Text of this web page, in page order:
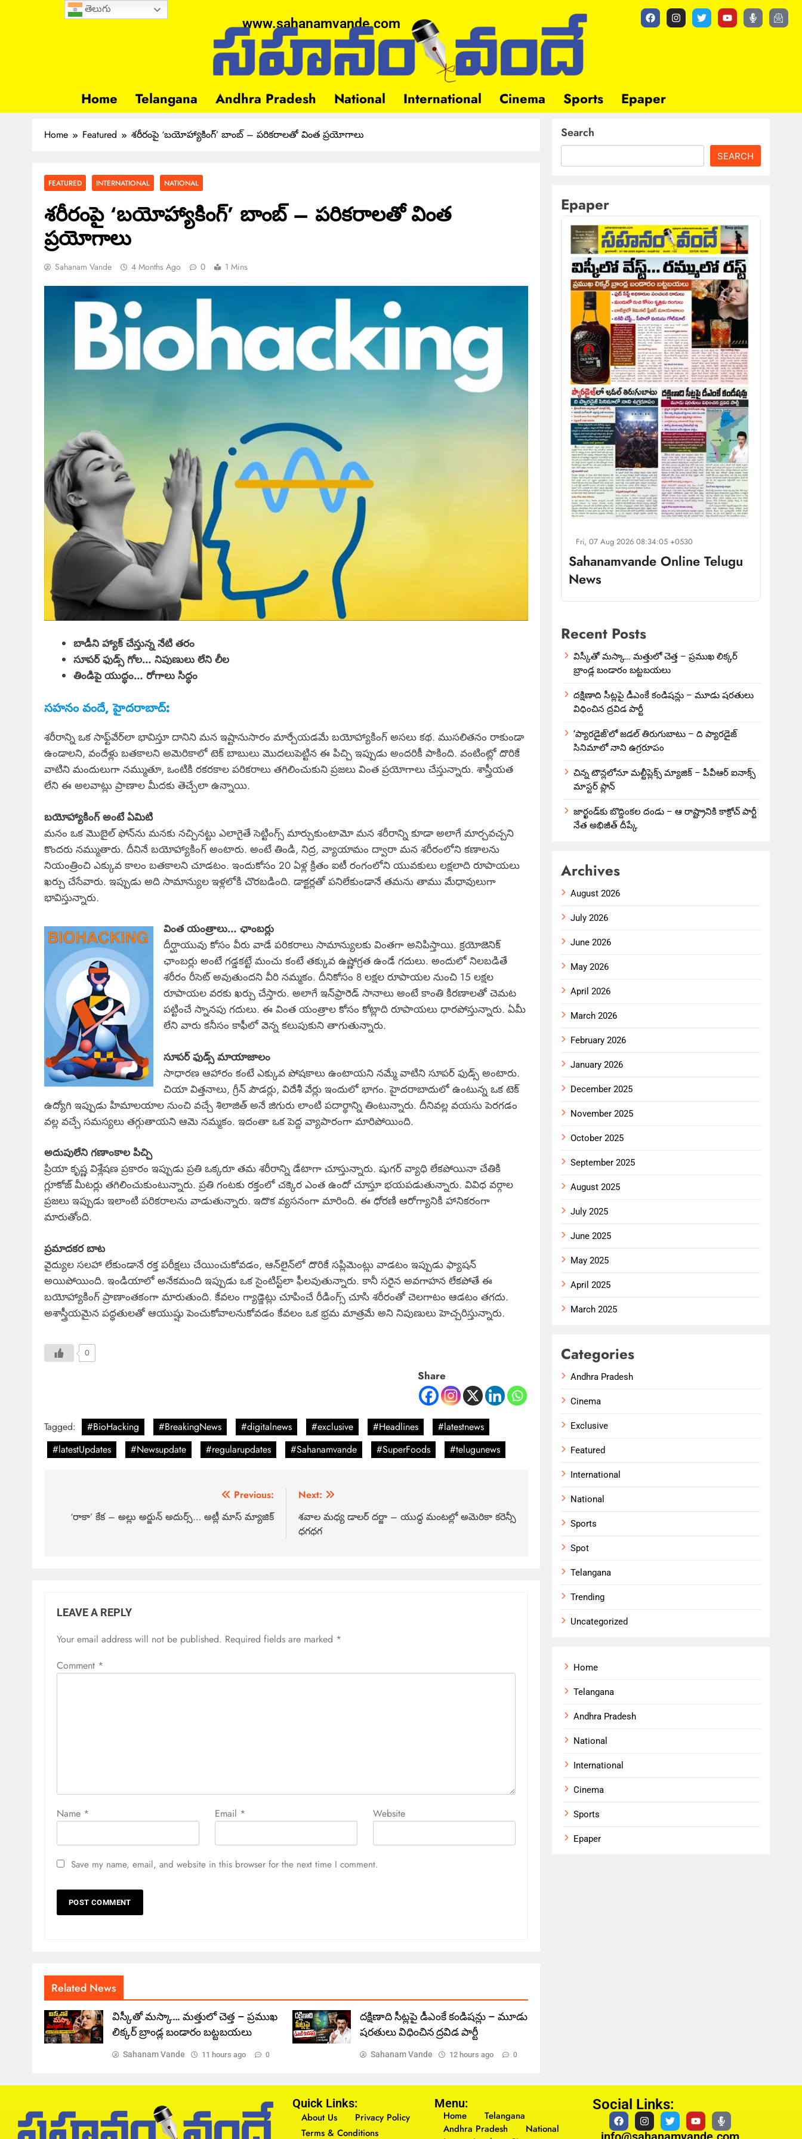
www.sahanamvande.com
Home Telangana Andhra Pradesh National International Cinema Sports Epaper
Home Featured శరీరంపై ‘బయోహ్యాకింగ్’ బాంబ్ – పరికరాలతో వింత ప్రయోగాలు
FEATURED INTERNATIONAL NATIONAL
శరీరంపై ‘బయోహ్యాకింగ్’ బాంబ్ – పరికరాలతో వింత
ప్రయోగాలు
Sahanam Vande 4 Months Ago 0 1 Mins
బాడీని హ్యాక్ చేస్తున్న నేటి తరం
సూపర్ ఫుడ్స్ గోల… నిపుణులు లేని లీల
తిండిపై యుద్ధం… రోగాలు సిద్ధం
సహనం వందే, హైదరాబాద్:
శరీరాన్ని ఒక సాఫ్ట్‌వేర్‌లా భావిస్తూ దానిని మన ఇష్టానుసారం మార్చేయడమే బయోహ్యాకింగ్ అసలు కథ. ముసలితనం రాకుండా
ఉండాలని, వందేళ్లు బతకాలని అమెరికాలో టెక్ బాబులు మొదలుపెట్టిన ఈ పిచ్చి ఇప్పుడు అందరికీ పాకింది. వంటింట్లో దొరికే
వాటిని మందులుగా నమ్ముతూ, ఒంటికి రకరకాల పరికరాలు తగిలించుకుని ప్రజలు వింత ప్రయోగాలు చేస్తున్నారు. శాస్త్రీయత
లేని ఈ అలవాట్లు ప్రాణాల మీదకు తెచ్చేలా ఉన్నాయి.
బయోహ్యాకింగ్ అంటే ఏమిటి
మనం ఒక మొబైల్ ఫోన్‌ను మనకు నచ్చినట్టు ఎలాగైతే సెట్టింగ్స్ మార్చుకుంటామో మన శరీరాన్ని కూడా అలాగే మార్చవచ్చని
కొందరు నమ్ముతారు. దీనినే బయోహ్యాకింగ్ అంటారు. అంటే తిండి, నిద్ర, వ్యాయామం ద్వారా మన శరీరంలోని కణాలను
నియంత్రించి ఎక్కువ కాలం బతకాలని చూడటం. ఇందుకోసం 20 ఏళ్ల క్రితం ఐటీ రంగంలోని యువకులు లక్షలాది రూపాయలు
ఖర్చు చేసేవారు. ఇప్పుడు అది సామాన్యుల ఇళ్లలోకి చొరబడింది. డాక్టర్లతో పనిలేకుండానే తమను తాము మేధావులుగా
భావిస్తున్నారు.
వింత యంత్రాలు… ఛాంబర్లు
దీర్ఘాయువు కోసం వీరు వాడే పరికరాలు సామాన్యులకు వింతగా అనిపిస్తాయి. క్రయోజెనిక్
ఛాంబర్లు అంటే గడ్డకట్టే మంచు కంటే తక్కువ ఉష్ణోగ్రత ఉండే గదులు. అందులో నిలబడితే
శరీరం రీసెట్ అవుతుందని వీరి నమ్మకం. దీనికోసం 8 లక్షల రూపాయల నుంచి 15 లక్షల
రూపాయల వరకు ఖర్చు చేస్తారు. అలాగే ఇన్‌ఫ్రారెడ్ సానాలు అంటే కాంతి కిరణాలతో చెమట
పట్టించే స్నానపు గదులు. ఈ వింత యంత్రాల కోసం కోట్లాది రూపాయలు ధారపోస్తున్నారు. ఏమీ
లేని వారు కనీసం కాఫీలో వెన్న కలుపుకుని తాగుతున్నారు.
సూపర్ ఫుడ్స్ మాయాజాలం
సాధారణ ఆహారం కంటే ఎక్కువ పోషకాలు ఉంటాయని నమ్మే వాటిని సూపర్ ఫుడ్స్ అంటారు.
చియా విత్తనాలు, గ్రీన్ పౌడర్లు, విదేశీ వేర్లు ఇందులో భాగం. హైదరాబాదులో ఉంటున్న ఒక టెక్
ఉద్యోగి ఇప్పుడు హిమాలయాల నుంచి వచ్చే శిలాజిత్ అనే జిగురు లాంటి పదార్థాన్ని తింటున్నారు. దీనివల్ల వయసు పెరగడం
వల్ల వచ్చే సమస్యలు తగ్గుతాయని ఆమె నమ్మకం. ఇదంతా ఒక పెద్ద వ్యాపారంగా మారిపోయింది.
అదుపులేని గణాంకాల పిచ్చి
ప్రియా కృష్ణ విశ్లేషణ ప్రకారం ఇప్పుడు ప్రతి ఒక్కరూ తమ శరీరాన్ని డేటాగా చూస్తున్నారు. షుగర్ వ్యాధి లేకపోయినా చేతికి
గ్లూకోజ్ మీటర్లు తగిలించుకుంటున్నారు. ప్రతి గంటకు రక్తంలో చక్కెర ఎంత ఉందో చూస్తూ భయపడుతున్నారు. వివిధ వర్గాల
ప్రజలు ఇప్పుడు ఇలాంటి పరికరాలను వాడుతున్నారు. ఇదొక వ్యసనంగా మారింది. ఈ ధోరణి ఆరోగ్యానికి హానికరంగా
మారుతోంది.
ప్రమాదకర బాట
వైద్యుల సలహా లేకుండానే రక్త పరీక్షలు చేయించుకోవడం, ఆన్‌లైన్‌లో దొరికే సప్లిమెంట్లు వాడటం ఇప్పుడు ఫ్యాషన్
అయిపోయింది. ఇండియాలో అనేకమంది ఇప్పుడు ఒక సైంటిస్ట్‌లా ఫీలవుతున్నారు. కానీ సరైన అవగాహన లేకపోతే ఈ
బయోహ్యాకింగ్ ప్రాణాంతకంగా మారుతుంది. కేవలం గ్యాడ్జెట్లు చూపించే రీడింగ్స్ చూసి శరీరంతో చెలగాటం ఆడటం తగదు.
అశాస్త్రీయమైన పద్ధతులతో ఆయుష్షు పెంచుకోవాలనుకోవడం కేవలం ఒక భ్రమ మాత్రమే అని నిపుణులు హెచ్చరిస్తున్నారు.
0
Share
Tagged: #BioHacking #BreakingNews #digitalnews #exclusive #Headlines
#latestnews
#latestUpdates
#Newsupdate #regularupdates #Sahanamvande #SuperFoods #telugunews
Previous:
‘రాకా’ కేక – అల్లు అర్జున్ అదుర్స్… అట్లీ మాస్ మ్యాజిక్
Next:
శవాల మధ్య డాలర్ దర్జా – యుద్ధ మంటల్లో అమెరికా కరెన్సీ
ధగధగ
LEAVE A REPLY
Your email address will not be published. Required fields are marked *
Comment *
Name * Email * Website
Save my name, email, and website in this browser for the next time I comment.
Related News
విస్కీతో మస్కా… మత్తులో చెత్త – ప్రముఖ
లిక్కర్ బ్రాండ్ల బండారం బట్టబయలు
Sahanam Vande 11 hours ago 0
దక్షిణాది సీట్లపై డీఎంకే కండిషన్లు – మూడు
షరతులు విధించిన ద్రవిడ పార్టీ
Sahanam Vande 12 hours ago 0
Search
SEARCH
Epaper
Fri, 07 Aug 2026 08:34:05 +0530
Sahanamvande Online Telugu
News
Recent Posts
విస్కీతో మస్కా… మత్తులో చెత్త – ప్రముఖ లిక్కర్
బ్రాండ్ల బండారం బట్టబయలు
దక్షిణాది సీట్లపై డీఎంకే కండిషన్లు – మూడు షరతులు
విధించిన ద్రవిడ పార్టీ
‘ప్యారడైజ్’లో జడల్ తిరుగుబాటు – ది ప్యారడైజ్
సినిమాలో నాని ఉగ్రరూపం
చిన్న టౌన్లలోనూ మల్టీప్లెక్స్‌ మ్యాజిక్ – పీవీఆర్ ఐనాక్స్
మాస్టర్ ప్లాన్
జార్ఖండ్‌కు బొద్దింకల దండు – ఆ రాష్ట్రానికి కాక్రోచ్ పార్టీ
నేత అభిజీత్ దీప్కే
Archives
August 2026
July 2026
June 2026
May 2026
April 2026
March 2026
February 2026
January 2026
December 2025
November 2025
October 2025
September 2025
August 2025
July 2025
June 2025
May 2025
April 2025
March 2025
Categories
Andhra Pradesh
Cinema
Exclusive
Featured
International
National
Sports
Spot
Telangana
Trending
Uncategorized
Home
Telangana
Andhra Pradesh
National
International
Cinema
Sports
Epaper
Quick Links:
About Us
Privacy Policy
Terms & Conditions
Menu:
Home
Telangana
Andhra Pradesh
National
Social Links:
తెలుగు